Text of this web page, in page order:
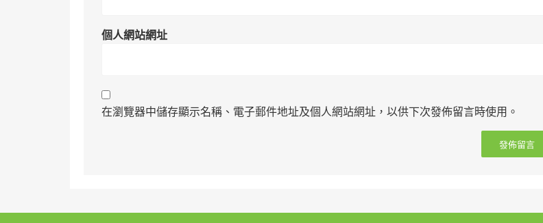
個人網站網址
在瀏覽器中儲存顯示名稱、電子郵件地址及個人網站網址，以供下次發佈留言時使用。